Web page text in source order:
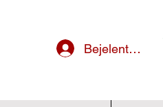
Bejelentkezés